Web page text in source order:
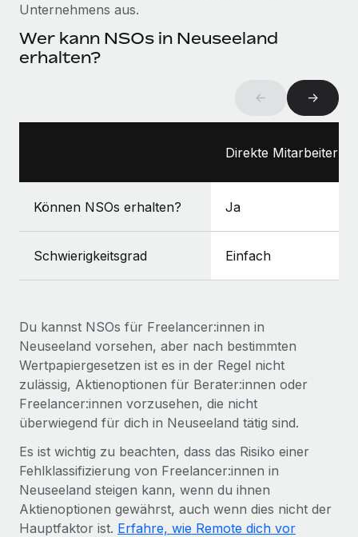
aller Größen dabei unterstützen, die beste...
Mehr erfahren
Wie Phiture 55 Mitarbeiter:innen in 19 Ländern
Wachstumsberatung für mobile Apps. Das...
Unternehmens aus.
Wer kann NSOs in Neuseeland
erhalten?
← →
Direkte
Können NSOs erhalten? Ja
Schwierigkeitsgrad Einfach
Du kannst NSOs für Freelancer:innen in
Neuseeland vorsehen, aber nach bestimmten
Wertpapiergesetzen ist es in der Regel nicht
zulässig, Aktienoptionen für Berater:innen oder
Freelancer:innen vorzusehen, die nicht
überwiegend für dich in Neuseeland tätig sind.
Es ist wichtig zu beachten, dass das Risiko einer
Fehlklassifizierung von Freelancer:innen in
Neuseeland steigen kann, wenn du ihnen
Aktienoptionen gewährst, auch wenn dies nicht der
Hauptfaktor ist. Erfahre, wie Remote dich vor